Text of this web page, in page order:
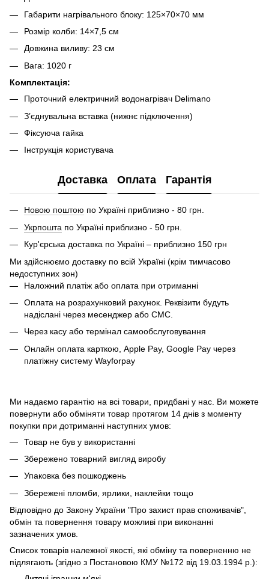
Габарити нагрівального блоку: 125×70×70 мм
Розмір колби: 14×7,5 см
Довжина виливу: 23 см
Вага: 1020 г
Комплектація:
Проточний електричний водонагрівач Delimano
З’єднувальна вставка (нижнє підключення)
Фіксуюча гайка
Інструкція користувача
Доставка Оплата Гарантія
Новою поштою по Україні приблизно - 80 грн.
Укрпошта по Україні приблизно - 50 грн.
Кур'єрська доставка по Україні – приблизно 150 грн
Ми здійснюємо доставку по всій Україні (крім тимчасово
недоступних зон)
Наложний платіж або оплата при отриманні
Оплата на розрахунковий рахунок. Реквізити будуть
надіслані через месенджер або СМС.
Через касу або термінал самообслуговування
Онлайн оплата карткою, Apple Pay, Google Pay через
платіжну систему Wayforpay
Ми надаємо гарантію на всі товари, придбані у нас. Ви можете
повернути або обміняти товар протягом 14 днів з моменту
покупки при дотриманні наступних умов:
Товар не був у використанні
Збережено товарний вигляд виробу
Упаковка без пошкоджень
Збережені пломби, ярлики, наклейки тощо
Відповідно до Закону України "Про захист прав споживачів",
обмін та повернення товару можливі при виконанні
зазначених умов.
Список товарів належної якості, які обміну та поверненню не
підлягають (згідно з Постановою КМУ №172 від 19.03.1994 р.):